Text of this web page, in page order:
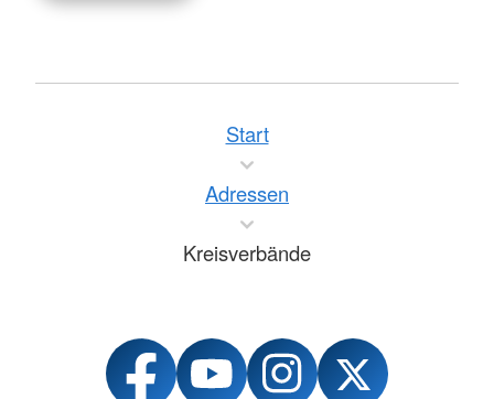
Start
Adressen
Kreisverbände